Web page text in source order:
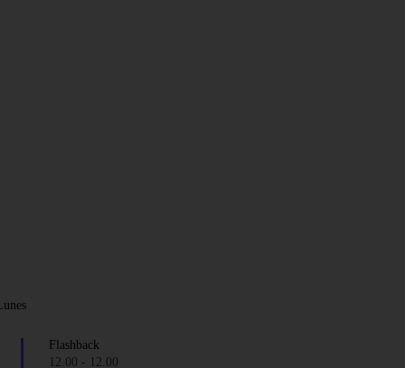
Flashback
12.00 - 12.00